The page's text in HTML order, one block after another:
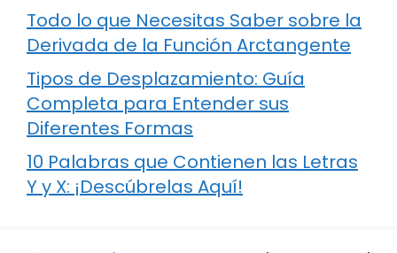
Todo lo que Necesitas Saber sobre la
Derivada de la Función Arctangente
Tipos de Desplazamiento: Guía
Completa para Entender sus
Diferentes Formas
10 Palabras que Contienen las Letras
Y y X: ¡Descúbrelas Aquí!